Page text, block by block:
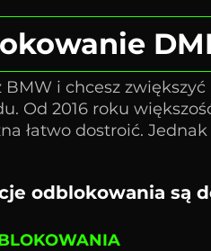
BMW i chcesz
Od 2016 roku
łatwo dostroić.
odblokowania są